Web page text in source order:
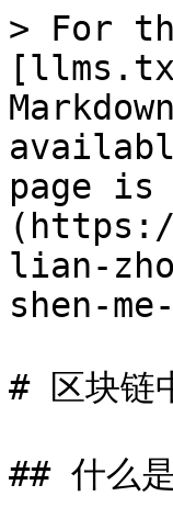
> For
page is
lian-
shen-
# 区块链
## 什么